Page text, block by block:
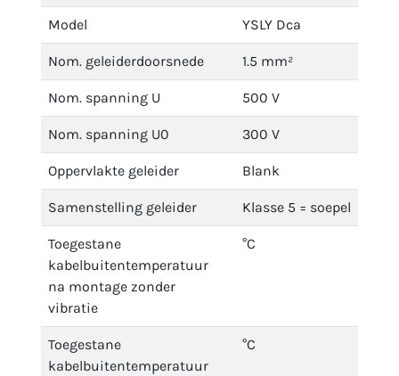
Model YSLY Dca
Nom. geleiderdoorsnede 1.5 mm²
Nom. spanning U 500 V
Nom. spanning U0 300 V
Oppervlakte geleider Blank
Samenstelling geleider Klasse 5 = soepel
Toegestane
kabelbuitentemperatuur
na montage zonder
vibratie
°C
Toegestane
kabelbuitentemperatuur
°C